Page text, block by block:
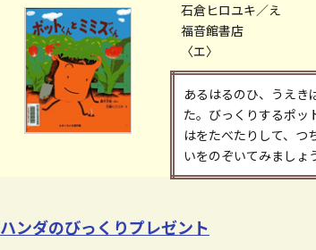
石倉ヒロユキ／え
福音館書店
〈エ〉
あるはるのひ、うえき
た。びっくりするポッ
はをたべたりして、つ
いをのぞいてみましょ
ハンダのびっくりプレゼント